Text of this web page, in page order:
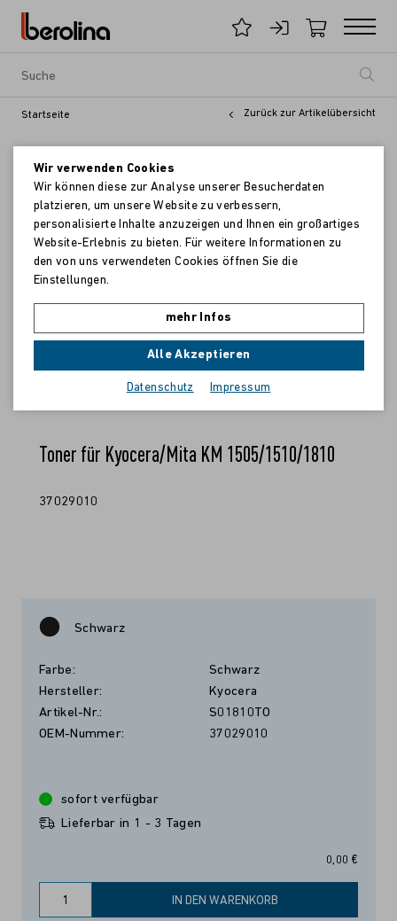
Startseite Zurück zur Artikelübersicht
Toner für Kyocera/Mita KM 1505/1510/1810
37029010
Schwarz
Farbe:
Schwarz
Hersteller:
Kyocera
Artikel-Nr.:
S01810TO
OEM-Nummer:
37029010
0,00 €
sofort verfügbar
Lieferbar in 1 - 3 Tagen
IN DEN WARENKORB
Wir verwenden Cookies
Wir können diese zur Analyse unserer Besucherdaten
platzieren, um unsere Website zu verbessern,
personalisierte Inhalte anzuzeigen und Ihnen ein großartiges
Website-Erlebnis zu bieten. Für weitere Informationen zu
den von uns verwendeten Cookies öffnen Sie die
Einstellungen.
mehr Infos
Alle Akzeptieren
Datenschutz Impressum